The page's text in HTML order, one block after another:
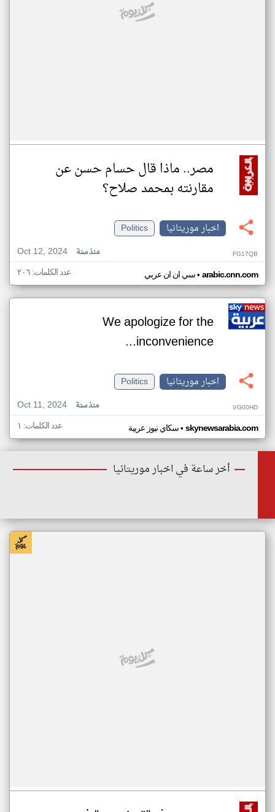
مصر.. ماذا قال حسام حسن عن
مقارنته بمحمد صلاح؟
اخبار موريتانيا
Politics
Oct 12, 2024
منذ سنة FG17QB
سي ان ان عربي• arabic.cnn.com عدد الكلمات: ٢٠٦
We apologize for the
inconvenience...
اخبار موريتانيا
Politics
Oct 11, 2024
منذ سنة VG00HD
سكاي نيوز عربية• skynewsarabia.com عدد الكلمات: ١
أخر ساعة في اخبار موريتانيا